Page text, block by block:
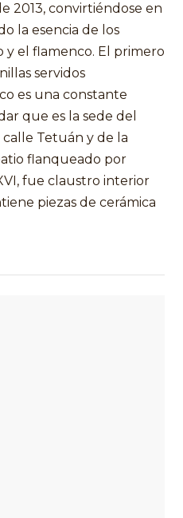
2013, convirtiéndose en
la esencia de los
y el flamenco. El primero
servidos
es una constante
que es la sede del
calle Tetuán y de la
flanqueado por
fue claustro interior
piezas de cerámica